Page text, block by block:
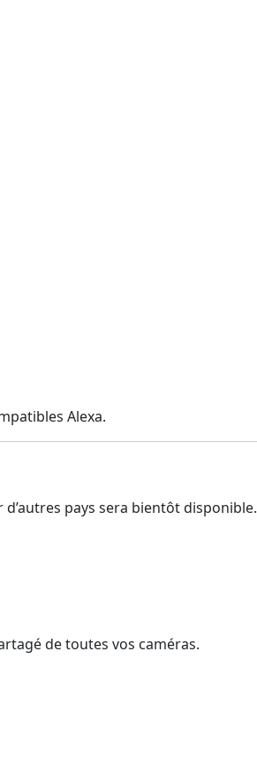
Alexa.
pays sera bientôt disponible.
de toutes vos caméras.